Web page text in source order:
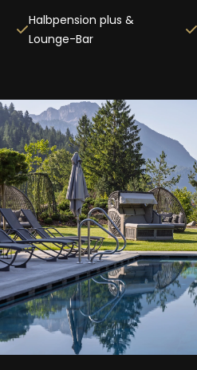
Halbpension plus &
Lounge-Bar